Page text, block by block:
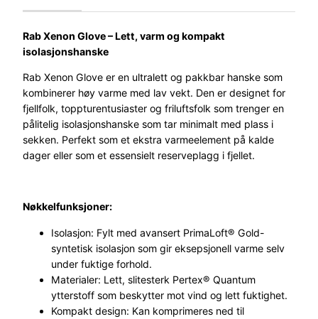
n
G
o
v
e
S
o
r
n
Rab Xenon Glove – Lett, varm og kompakt
isolasjonshanske
Rab Xenon Glove er en ultralett og pakkbar hanske som
kombinerer høy varme med lav vekt. Den er designet for
fjellfolk, toppturentusiaster og friluftsfolk som trenger en
pålitelig isolasjonshanske som tar minimalt med plass i
sekken. Perfekt som et ekstra varmeelement på kalde
dager eller som et essensielt reserveplagg i fjellet.
Nøkkelfunksjoner:
Isolasjon: Fylt med avansert PrimaLoft® Gold-
syntetisk isolasjon som gir eksepsjonell varme selv
under fuktige forhold.
Materialer: Lett, slitesterk Pertex® Quantum
ytterstoff som beskytter mot vind og lett fuktighet.
Kompakt design: Kan komprimeres ned til